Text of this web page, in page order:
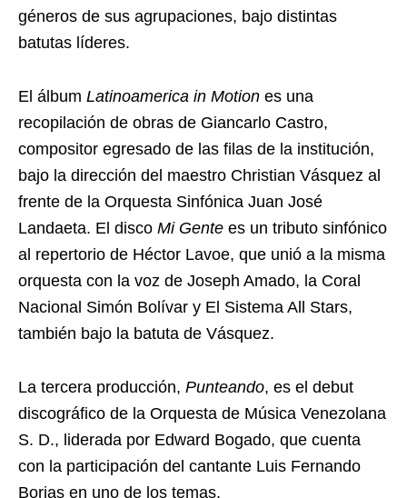
géneros de sus agrupaciones, bajo distintas
batutas líderes.
El álbum Latinoamerica in Motion es una
recopilación de obras de Giancarlo Castro,
compositor egresado de las filas de la institución,
bajo la dirección del maestro Christian Vásquez al
frente de la Orquesta Sinfónica Juan José
Landaeta. El disco Mi Gente es un tributo sinfónico
al repertorio de Héctor Lavoe, que unió a la misma
orquesta con la voz de Joseph Amado, la Coral
Nacional Simón Bolívar y El Sistema All Stars,
también bajo la batuta de Vásquez.
La tercera producción, Punteando, es el debut
discográfico de la Orquesta de Música Venezolana
S. D., liderada por Edward Bogado, que cuenta
con la participación del cantante Luis Fernando
Borjas en uno de los temas.